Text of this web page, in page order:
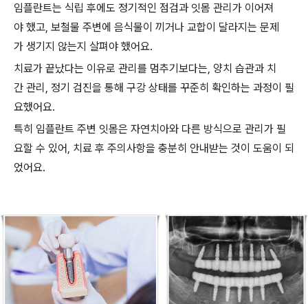
임플란트는 식립 후에도 정기적인 점검과 잇몸 관리가 이어져
야 했고, 보철물 주변에 음식물이 끼거나 교합이 달라지는 문제
가 생기지 않는지 살펴야 했어요.
치료가 끝났다는 이유로 관리를 멈추기보다는, 양치 습관과 치
간 관리, 정기 검진을 통해 구강 상태를 꾸준히 확인하는 과정이 필
요했어요.
특히 임플란트 주변 잇몸은 자연치아와 다른 방식으로 관리가 필
요할 수 있어, 치료 후 주의사항을 충분히 안내받는 것이 도움이 되
었어요.